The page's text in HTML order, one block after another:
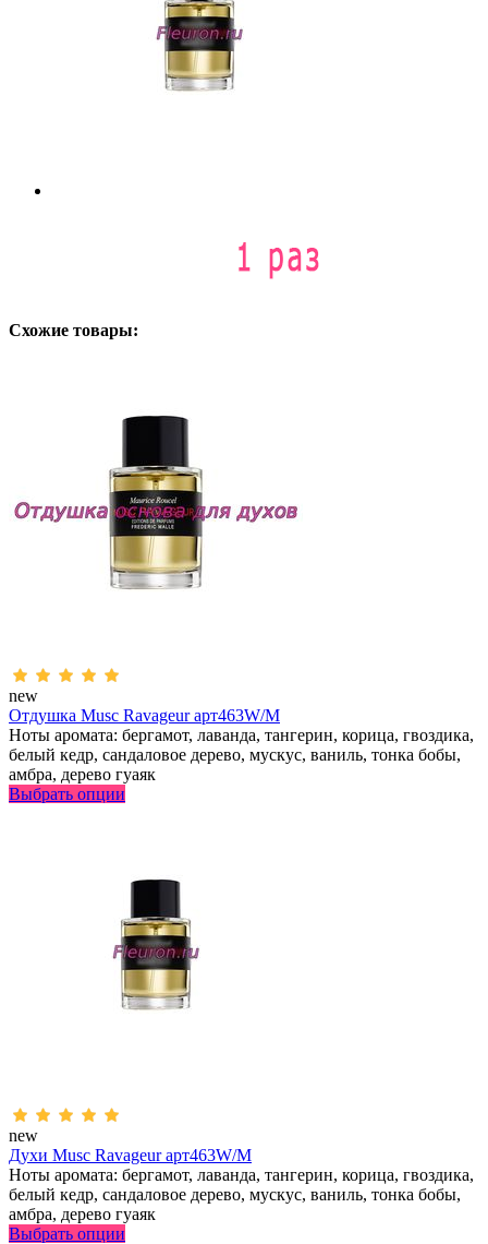
Схожие товары:
new
Отдушка Musc Ravageur арт463W/M
Ноты аромата: бергамот, лаванда, тангерин, корица, гвоздика,
белый кедр, сандаловое дерево, мускус, ваниль, тонка бобы,
амбра, дерево гуаяк
Выбрать опции
new
Духи Musc Ravageur арт463W/M
Ноты аромата: бергамот, лаванда, тангерин, корица, гвоздика,
белый кедр, сандаловое дерево, мускус, ваниль, тонка бобы,
амбра, дерево гуаяк
Выбрать опции